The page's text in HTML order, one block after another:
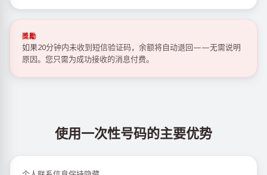
獎勵
如果20分钟内未收到短信验证码，余额将自动退回——无需说明
原因。您只需为成功接收的消息付费。
使用一次性号码的主要优势